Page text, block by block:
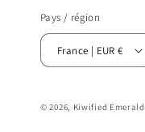
Pays / région
France | EUR €
© 2026, Kiwified Emerald